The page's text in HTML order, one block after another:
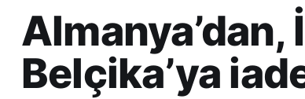
Almanya’dan,
Belçika’ya